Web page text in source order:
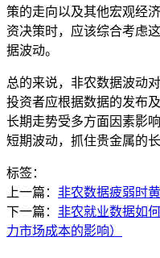
策的走向以及其他宏观经
资决策时，应该综合考虑
据波动。
总的来说，非农数据波动
投资者应根据数据的发布
长期走势受多方面因素影
短期波动，抓住贵金属的
标签：
上一篇： 非农数据疲弱时
下一篇： 非农就业数据如
力市场成本的影响）